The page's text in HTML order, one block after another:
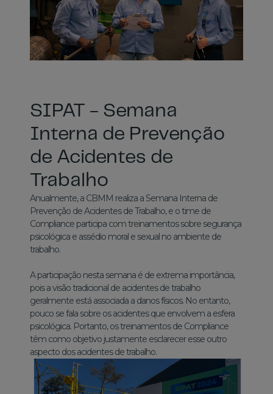
SIPAT - Semana
Interna de Prevenção
de Acidentes de
Trabalho
Anualmente, a CBMM realiza a Semana Interna de
Prevenção de Acidentes de Trabalho, e o time de
Compliance participa com treinamentos sobre segurança
psicológica e assédio moral e sexual no ambiente de
trabalho.
A participação nesta semana é de extrema importância,
pois a visão tradicional de acidentes de trabalho
geralmente está associada a danos físicos. No entanto,
pouco se fala sobre os acidentes que envolvem a esfera
psicológica. Portanto, os treinamentos de Compliance
têm como objetivo justamente esclarecer esse outro
aspecto dos acidentes de trabalho.